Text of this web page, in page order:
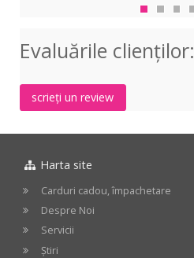
Evaluările clienţilor:
scrieți un review
Harta site
Carduri cadou, împachetare
Despre Noi
Servicii
Știri